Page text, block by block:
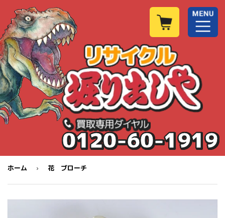
0120-60-1919
ホーム › 花 ブローチ